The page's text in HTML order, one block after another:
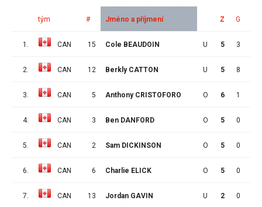
tým # Jméno a příjmení Z G
1. CAN 15 Cole BEAUDOIN U 5 3
2. CAN 12 Berkly CATTON U 5 8
3. CAN 5 Anthony CRISTOFORO O 6 1
4. CAN 3 Ben DANFORD O 5 0
5. CAN 2 Sam DICKINSON O 5 0
6. CAN 6 Charlie ELICK O 5 0
7. CAN 13 Jordan GAVIN U 2 0